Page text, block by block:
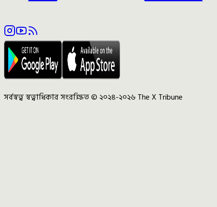
সর্বস্বত্ব স্বত্বাধিকার সংরক্ষিত © ২০২৪-২০২৬ The X Tribune